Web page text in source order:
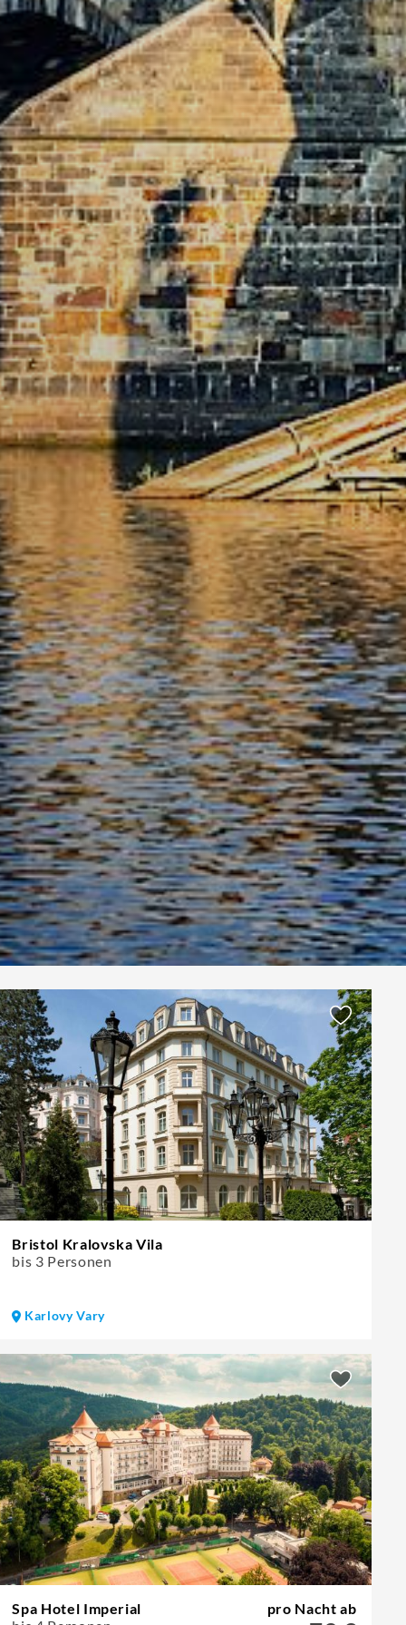
Bristol Kralovska Vila
bis 3 Personen
Karlovy Vary
Spa Hotel Imperial
pro Nacht ab